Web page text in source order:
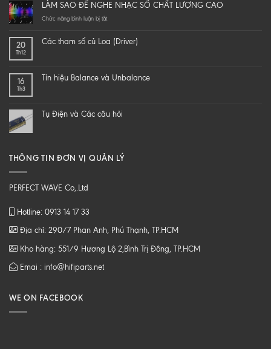
yourself
a
speaker
loa
Z
LÀM SAO ĐỂ NGHE NHẠC SỐ CHẤT LƯỢNG CAO
Chức năng bình luận bị tắtở
ĐỂ
CHẤT
20
Th12
Các tham số củ Loa (Driver)
16
Th3
Tín hiệu Balance và Unbalance
Tụ Điện và Các câu hỏi
THÔNG TIN ĐƠN VỊ QUẢN LÝ
PERFECT WAVE Co,.Ltd
Hotline: 0913 14 17 33
Địa chỉ: 290/7 Phan Anh, Phú Thạnh, TP.HCM
Kho hàng: 551/9 Hương Lộ 2,Bình Trị Đông, TP.HCM
Emai : info@hifiparts.net
WE ON FACEBOOK